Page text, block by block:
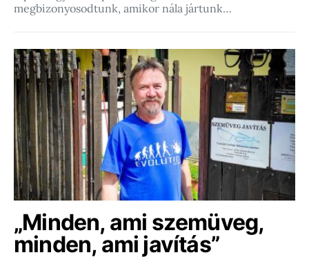
megbizonyosodtunk, amikor nála jártunk…
„Minden, ami szemüveg,
minden, ami javítás”